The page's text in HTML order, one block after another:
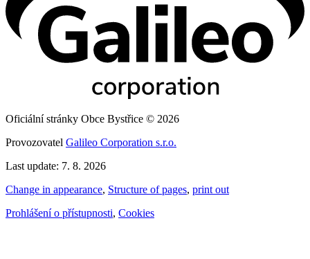
Oficiální stránky Obce Bystřice © 2026
Provozovatel Galileo Corporation s.r.o.
Last update: 7. 8. 2026
Change in appearance, Structure of pages, print out
Prohlášení o přístupnosti, Cookies